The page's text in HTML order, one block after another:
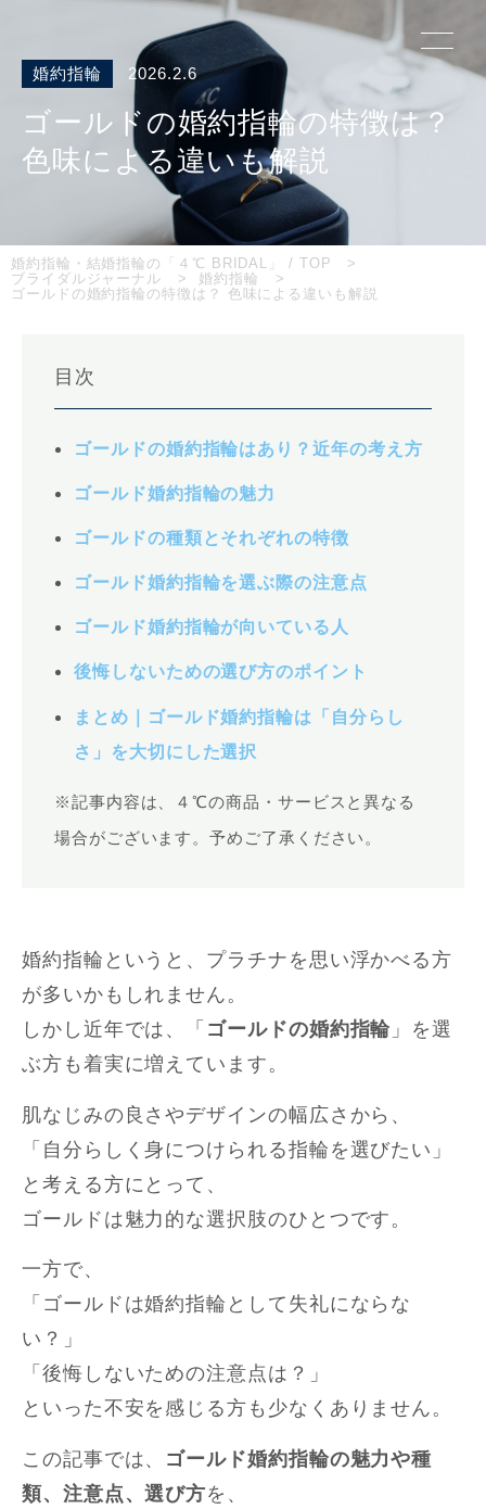
婚約指輪 2026.2.6
ゴールドの婚約指輪の特徴は？
色味による違いも解説
婚約指輪・結婚指輪の「４℃ BRIDAL」 / TOP
ブライダルジャーナル
婚約指輪
ゴールドの婚約指輪の特徴は？ 色味による違いも解説
目次
ゴールドの婚約指輪はあり？近年の考え方
ゴールド婚約指輪の魅力
ゴールドの種類とそれぞれの特徴
ゴールド婚約指輪を選ぶ際の注意点
ゴールド婚約指輪が向いている人
後悔しないための選び方のポイント
まとめ｜ゴールド婚約指輪は「自分らし
さ」を大切にした選択
※記事内容は、４℃の商品・サービスと異なる
場合がございます。予めご了承ください。
婚約指輪というと、プラチナを思い浮かべる方
が多いかもしれません。
しかし近年では、「 ゴールドの婚約指輪 」を選
ぶ方も着実に増えています。
肌なじみの良さやデザインの幅広さから、
「自分らしく身につけられる指輪を選びたい」
と考える方にとって、
ゴールドは魅力的な選択肢のひとつです。
一方で、
「ゴールドは婚約指輪として失礼にならな
い？」
「後悔しないための注意点は？」
といった不安を感じる方も少なくありません。
この記事では、 ゴールド婚約指輪の魅力や種
類、注意点、選び方を、